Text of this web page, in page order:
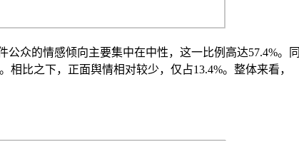
众的情感倾向主要集中在中性，这一比例高达57.4%。同
比之下，正面舆情相对较少，仅占13.4%。整体来看，